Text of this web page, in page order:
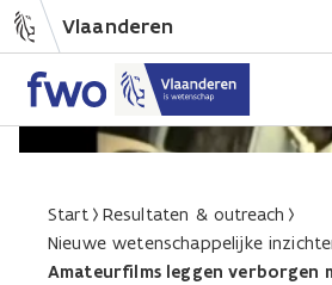
Vlaanderen
Start
Resultaten & outreach
Nieuwe wetenschappelijke